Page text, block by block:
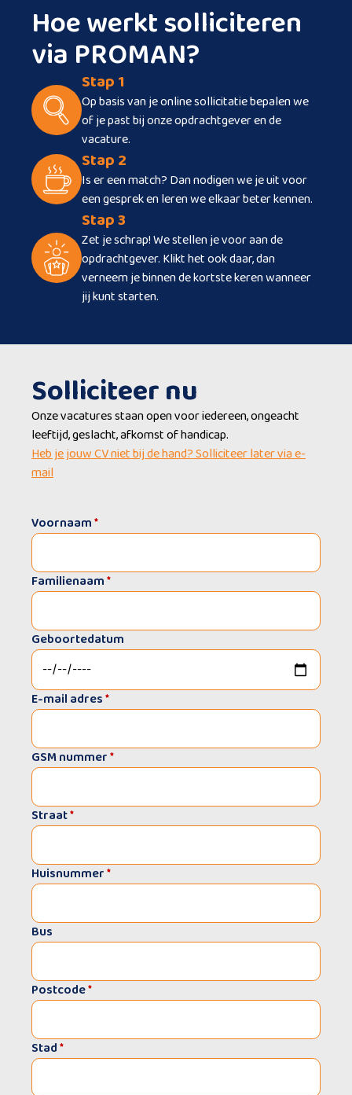
Hoe werkt solliciteren
via PROMAN?
Stap 1
Op basis van je online sollicitatie bepalen we
of je past bij onze opdrachtgever en de
vacature.
Stap 2
Is er een match? Dan nodigen we je uit voor
een gesprek en leren we elkaar beter kennen.
Stap 3
Zet je schrap! We stellen je voor aan de
opdrachtgever. Klikt het ook daar, dan
verneem je binnen de kortste keren wanneer
jij kunt starten.
Solliciteer nu
Onze vacatures staan open voor iedereen, ongeacht
leeftijd, geslacht, afkomst of handicap.
Heb je jouw CV niet bij de hand? Solliciteer later via e-
mail
Voornaam*
Familienaam*
Geboortedatum
E-mail adres*
GSM nummer*
Straat*
Huisnummer*
Bus
Postcode*
Stad*